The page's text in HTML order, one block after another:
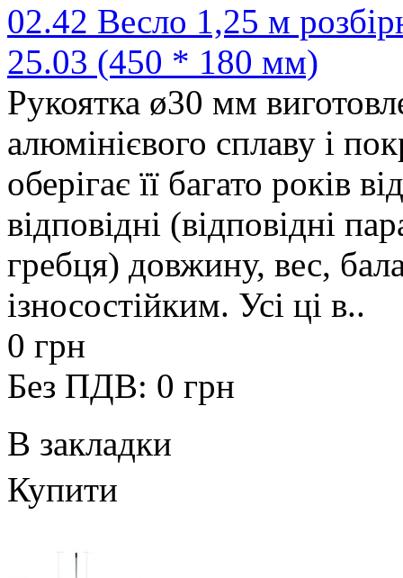
02.42 Весло 1,25 м
25.03 (450 * 180 мм)
Рукоятка ø30 мм
алюмінієвого сплаву і
оберігає її багато років
відповідні (відповідні
гребця) довжину, вес,
ізносостійким. Усі ці в..
0 грн
Без ПДВ: 0 грн
В закладки
Купити